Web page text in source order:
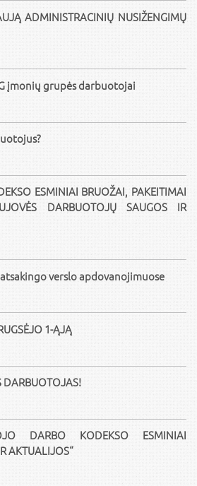
ADMINISTRACINIŲ NUSIŽENGIMŲ
įmonių grupės darbuotojai
ESMINIAI BRUOŽAI, PAKEITIMAI
DARBUOTOJŲ SAUGOS IR
verslo apdovanojimuose
1-ĄJĄ
DARBUOTOJAS!
DARBO KODEKSO ESMINIAI
AKTUALIJOS“